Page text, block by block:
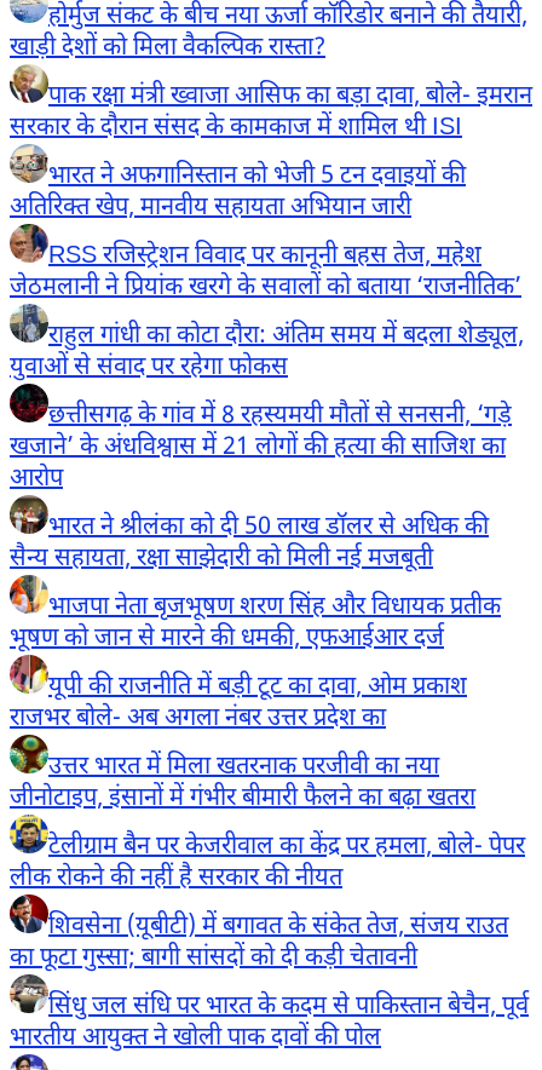
होर्मुज संकट के बीच नया ऊर्जा कॉरिडोर बनाने की तैयारी,
खाड़ी देशों को मिला वैकल्पिक रास्ता?
पाक रक्षा मंत्री ख्वाजा आसिफ का बड़ा दावा, बोले- इमरान
सरकार के दौरान संसद के कामकाज में शामिल थी ISI
भारत ने अफगानिस्तान को भेजी 5 टन दवाइयों की
अतिरिक्त खेप, मानवीय सहायता अभियान जारी
RSS रजिस्ट्रेशन विवाद पर कानूनी बहस तेज, महेश
जेठमलानी ने प्रियांक खरगे के सवालों को बताया ‘राजनीतिक’
राहुल गांधी का कोटा दौरा: अंतिम समय में बदला शेड्यूल,
युवाओं से संवाद पर रहेगा फोकस
छत्तीसगढ़ के गांव में 8 रहस्यमयी मौतों से सनसनी, ‘गड़े
खजाने’ के अंधविश्वास में 21 लोगों की हत्या की साजिश का
आरोप
भारत ने श्रीलंका को दी 50 लाख डॉलर से अधिक की
सैन्य सहायता, रक्षा साझेदारी को मिली नई मजबूती
भाजपा नेता बृजभूषण शरण सिंह और विधायक प्रतीक
भूषण को जान से मारने की धमकी, एफआईआर दर्ज
यूपी की राजनीति में बड़ी टूट का दावा, ओम प्रकाश
राजभर बोले- अब अगला नंबर उत्तर प्रदेश का
उत्तर भारत में मिला खतरनाक परजीवी का नया
जीनोटाइप, इंसानों में गंभीर बीमारी फैलने का बढ़ा खतरा
टेलीग्राम बैन पर केजरीवाल का केंद्र पर हमला, बोले- पेपर
लीक रोकने की नहीं है सरकार की नीयत
शिवसेना (यूबीटी) में बगावत के संकेत तेज, संजय राउत
का फूटा गुस्सा; बागी सांसदों को दी कड़ी चेतावनी
सिंधु जल संधि पर भारत के कदम से पाकिस्तान बेचैन, पूर्व
भारतीय आयुक्त ने खोली पाक दावों की पोल